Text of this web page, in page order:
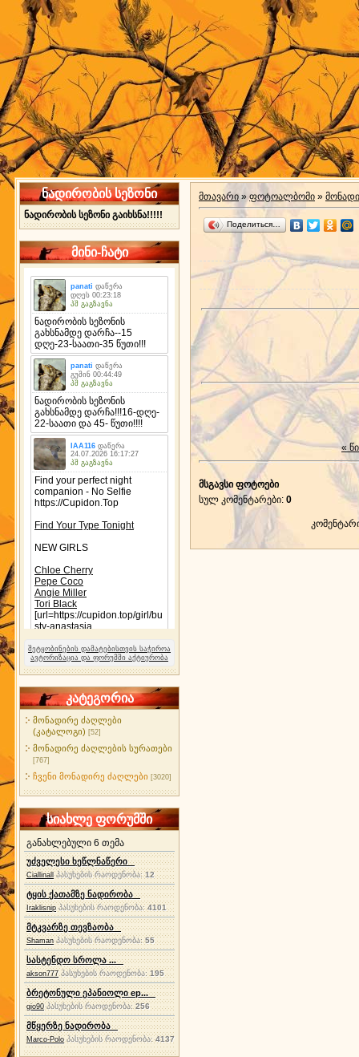
ნადირობის სეზონი
ნადირობის სეზონი გაიხსნა!!!!!
მინი-ჩატი
შეტყობინების დამატებისთვის საჭიროა
ავტორიზაცია და ფორუმში აქტიურობა
კატეგორია
მონადირე ძაღლები
(კატალოგი) [52]
მონადირე ძაღლების სურათები
[767]
ჩვენი მონადირე ძაღლები [3020]
სიახლე ფორუმში
განახლებული 6 თემა
უძველესი ხეწლნაწერი
Ciallinall პასუხების რაოდენობა:12
ტყის ქათამზე ნადირობა
Iraklisnip პასუხების რაოდენობა: 4101
მტკვარზე თევზაობა
Shaman პასუხების რაოდენობა:55
სასტენდო სროლა ...
akson777 პასუხების რაოდენობა:195
ბრეტონული ეპანიოლი ep...
gio90 პასუხების რაოდენობა:256
მწყერზე ნადირობა
Marco-Polo პასუხების რაოდენობა:4137
მთავარი » ფოტოალბომი »
Поделиться…
«
მსგავსი ფოტოები
სულ კომენტარები: 0